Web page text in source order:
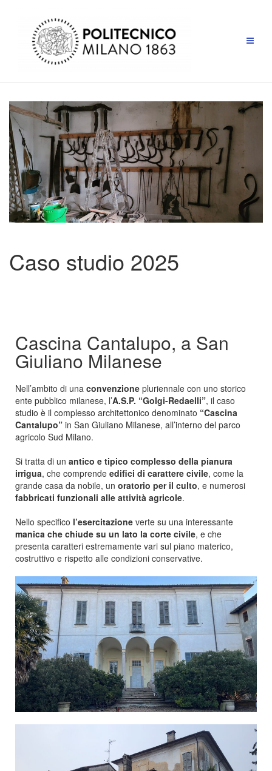
Caso studio 2025
Cascina Cantalupo, a San
Giuliano Milanese
Nell’ambito di una convenzione pluriennale con uno storico
ente pubblico milanese, l’A.S.P. “Golgi-Redaelli”, il caso
studio è il complesso architettonico denominato “Cascina
Cantalupo” in San Giuliano Milanese, all’interno del parco
agricolo Sud Milano.
Si tratta di un antico e tipico complesso della pianura
irrigua, che comprende edifici di carattere civile, come la
grande casa da nobile, un oratorio per il culto, e numerosi
fabbricati funzionali alle attività agricole.
Nello specifico l’esercitazione verte su una interessante
manica che chiude su un lato la corte civile, e che
presenta caratteri estremamente vari sul piano materico,
costruttivo e rispetto alle condizioni conservative.